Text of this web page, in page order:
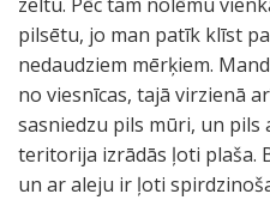
pilsētu, jo man patīk klīst
nedaudziem mērķiem.
no viesnīcas, tajā virzienā
sasniedzu pils mūri, un
teritorija izrādās ļoti plaša.
un ar aleju ir ļoti